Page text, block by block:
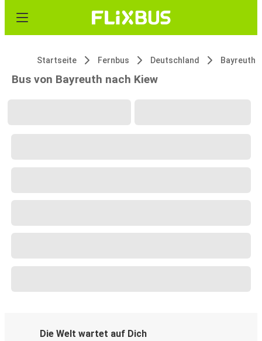
Startseite Fernbus Deutschland Bayreuth
Bus von Bayreuth nach Kiew
Die Welt wartet auf Dich